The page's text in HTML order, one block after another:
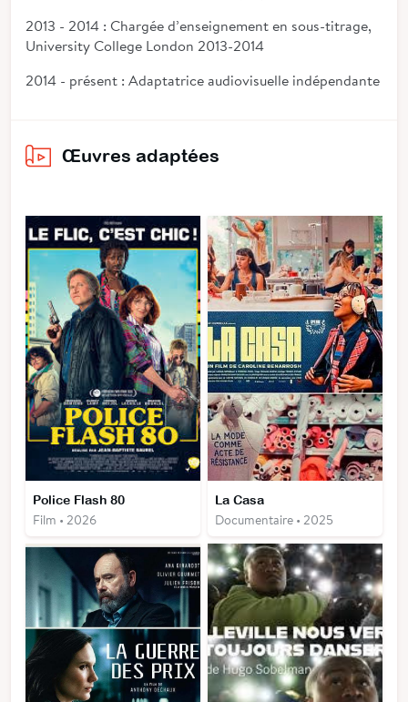
2013 - 2014 : Chargée d’enseignement en sous-titrage,
University College London 2013-2014
2014 - présent : Adaptatrice audiovisuelle indépendante
Œuvres adaptées
Police Flash 80
Film • 2026
La Casa
Documentaire • 2025